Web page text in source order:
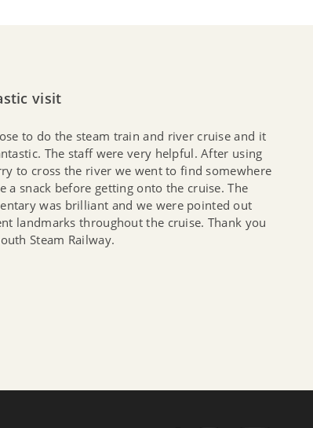
visit
to do the steam train and river cruise and it
The staff were very helpful. After using
to cross the river we went to find somewhere
a snack before getting onto the cruise. The
was brilliant and we were pointed out
landmarks throughout the cruise. Thank you
Steam Railway.